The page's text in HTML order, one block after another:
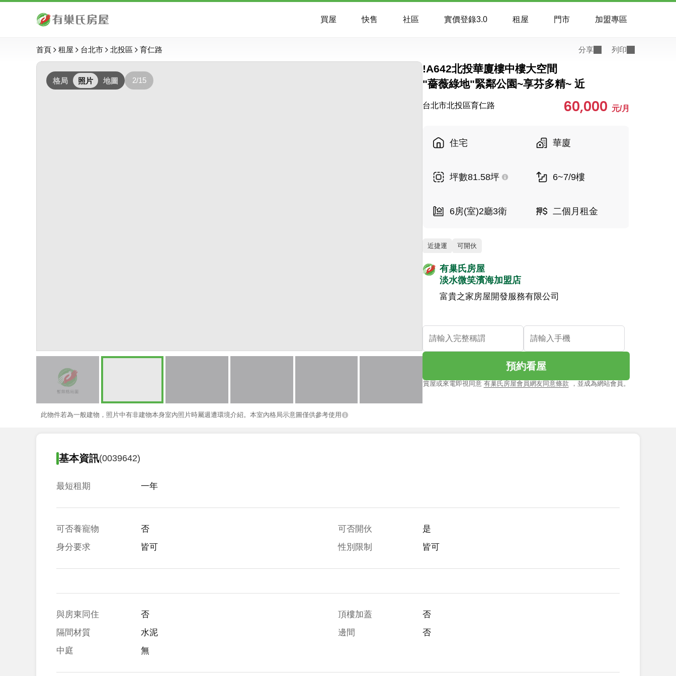
買屋 快售 社區 實價登錄3.0 租屋 門市 加盟專區
首頁 租屋 台北市 北投區 育仁路 分享 列印
格局 照片 地圖 2/15
此物件若為一般建物，照片中有非建物本身室內照片時屬週遭環境介紹。本室內格局示意圖僅供參考使用
!A642北投華廈樓中樓大空間
"薔薇綠地"緊鄰公園~享芬多精~ 近
台北市北投區育仁路 60,000 元/月
住宅 華廈
坪數81.58坪 6~7/9樓
6房(室)2廳3衛 二個月租金
近捷運 可開伙
有巢氏房屋
淡水微笑濱海加盟店
富貴之家房屋開發服務有限公司
預約看屋
賞屋或來電即視同意 有巢氏房屋會員網友同意條款 ，並成為網站會員。
基本資訊(0039642)
最短租期 一年
可否養寵物 否 可否開伙
是
身分要求
皆可 性別限制 皆可
與房東同住 否 頂樓加蓋
否
隔間材質
水泥 邊間
否
中庭
無